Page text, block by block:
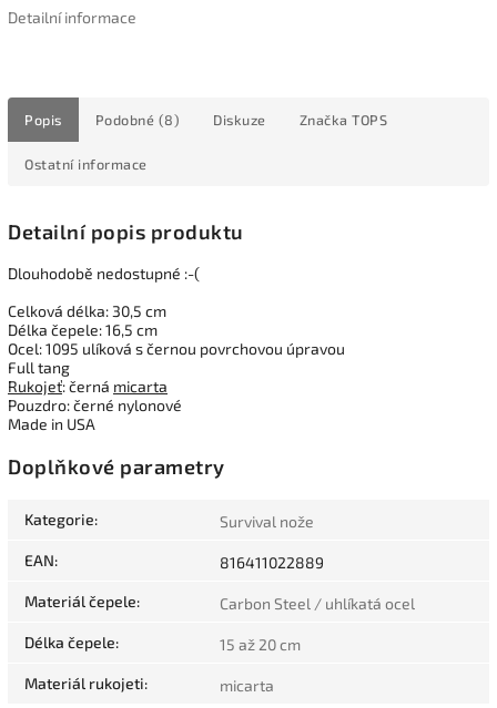
Detailní informace
Popis Podobné (8) Diskuze Značka TOPS
Ostatní informace
Detailní popis produktu
Dlouhodobě nedostupné :-(
Celková délka: 30,5 cm
Délka čepele: 16,5 cm
Ocel: 1095 ulíková s černou povrchovou úpravou
Full tang
Rukojeť: černá micarta
Pouzdro: černé nylonové
Made in USA
Doplňkové parametry
Kategorie: Survival nože
EAN: 816411022889
Materiál čepele: Carbon Steel / uhlíkatá ocel
Délka čepele: 15 až 20 cm
Materiál rukojeti: micarta